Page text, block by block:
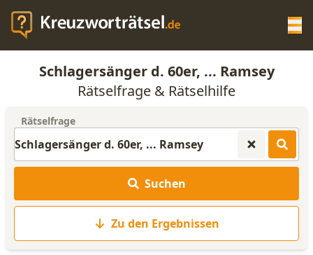
KREUZWORTRÄTSEL-HILFE
ANAGRAMM-GENERATOR
WORTLISTE
Schlagersänger d. 60er, ... Ramsey
Rätselfrage & Rätselhilfe
Rätselfrage
Suchen
Zu den Ergebnissen